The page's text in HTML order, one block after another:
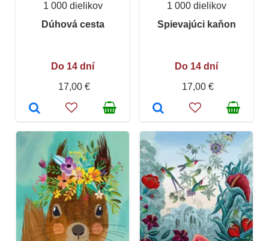
1 000 dielikov
Dúhová cesta
Do 14 dní
17,00 €
1 000 dielikov
Spievajúci kaňon
Do 14 dní
17,00 €